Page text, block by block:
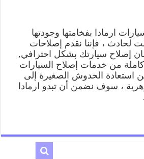
ارمادا بفخامتها وجودتها
لحادث ، فإننا نقدم إصلاحات
إصلاح سيارتك بشكل احترافي,
من خدمات إصلاح السيارات
استعادة الخدوش الصغيرة إلى
، سوف نضمن أن تبدو ارمادا